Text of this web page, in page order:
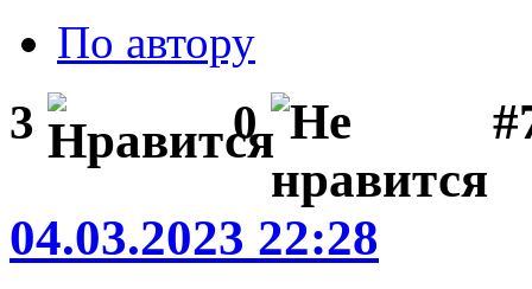
По автору
3 0
04.03.2023 22:28